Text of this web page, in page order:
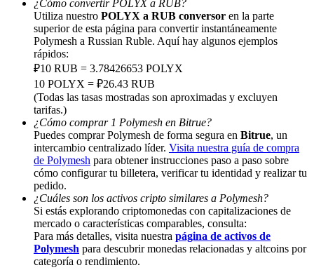
Share 500000 CASHCAT prize pool
Exclusive for BitMart Users
Register & Trade to Win 500,000 USDT
Precious Metals Trading Carnival
Trade Gold & Silver · 33,333 USDT Bonus
USDT New User Exclusive 10% APR
USDT Flexible Staking | Daily Rewards
¿Cómo convertir POLYX a RUB?
Utiliza nuestro POLYX a RUB conversor en la parte
superior de esta página para convertir instantáneamente
Polymesh a Russian Ruble. Aquí hay algunos ejemplos
rápidos:
₽10 RUB = 3.78426653 POLYX
10 POLYX = ₽26.43 RUB
(Todas las tasas mostradas son aproximadas y excluyen
tarifas.)
¿Cómo comprar 1 Polymesh en Bitrue?
Puedes comprar Polymesh de forma segura en Bitrue, un
intercambio centralizado líder. Visita nuestra guía de compra
de Polymesh para obtener instrucciones paso a paso sobre
cómo configurar tu billetera, verificar tu identidad y realizar tu
pedido.
¿Cuáles son los activos cripto similares a Polymesh?
Si estás explorando criptomonedas con capitalizaciones de
mercado o características comparables, consulta:
Para más detalles, visita nuestra página de activos de
Polymesh para descubrir monedas relacionadas y altcoins por
categoría o rendimiento.